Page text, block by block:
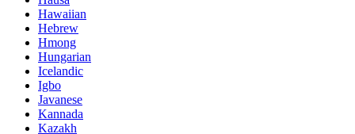
Hawaiian
Hebrew
Hmong
Hungarian
Icelandic
Igbo
Javanese
Kannada
Kazakh